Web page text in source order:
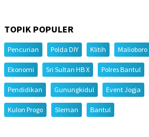
TOPIK POPULER
Pencurian Polda DIY Klitih Malioboro
Ekonomi Sri Sultan HB X Polres Bantul
Pendidikan Gunungkidul Event Jogja
Kulon Progo Sleman Bantul